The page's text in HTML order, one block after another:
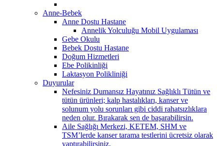
Anne-Bebek
Anne Dostu Hastane
Annelik Yolculuğu Mobil Uygulaması
Gebe Okulu
Bebek Dostu Hastane
Doğum Hizmetleri
Ebe Polikinliği
Laktasyon Polikliniği
Duyurular
Nefesiniz Dumansız Hayatınız Sağlıklı Tütün ve
tütün ürünleri; kalp hastalıkları, kanser ve
solunum yolu sorunları gibi ciddi rahatsızlıklara
neden olur. Bırakarak sen de başarabilirsin.
Aile Sağlığı Merkezi, KETEM, SHM ve
TSM’lerde kanser tarama testlerini ücretsiz olarak
yaptırabilirsiniz.